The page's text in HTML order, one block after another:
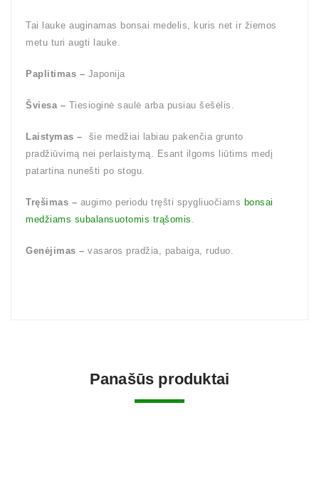
Tai lauke auginamas bonsai medelis, kuris net ir žiemos
metu turi augti lauke.
Paplitimas – Japonija
Šviesa – Tiesioginė saulė arba pusiau šešėlis.
Laistymas – šie medžiai labiau pakenčia grunto
pradžiūvimą nei perlaistymą. Esant ilgoms liūtims medį
patartina nunešti po stogu.
Tręšimas – augimo periodu tręšti spygliuočiams bonsai
medžiams subalansuotomis trąšomis .
Genėjimas – vasaros pradžia, pabaiga, ruduo.
Panašūs produktai